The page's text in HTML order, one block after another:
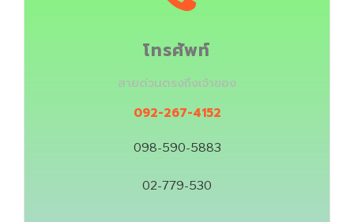
โทรศัพท์
สายด่วนตรงถึงเจ้าของ
092-267-4152
098-590-5883
02-779-530